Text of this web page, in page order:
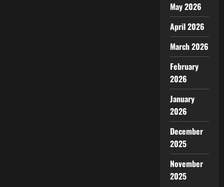
May 2026
April 2026
March 2026
February
2026
January
2026
December
2025
November
2025